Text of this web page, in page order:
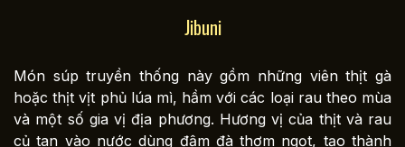
Jibuni
Món súp truyền thống này gồm những viên thịt gà
hoặc thịt vịt phủ lúa mì, hầm với các loại rau theo mùa
và một số gia vị địa phương. Hương vị của thịt và rau
củ tan vào nước dùng đậm đà thơm ngọt, tạo thành